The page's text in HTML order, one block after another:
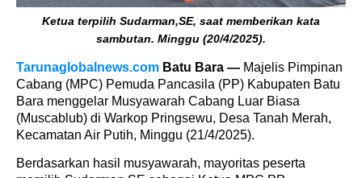
Ketua terpilih Sudarman,SE, saat memberikan kata
sambutan. Minggu (20/4/2025).
Tarunaglobalnews.com Batu Bara — Majelis Pimpinan
Cabang (MPC) Pemuda Pancasila (PP) Kabupaten Batu
Bara menggelar Musyawarah Cabang Luar Biasa
(Muscablub) di Warkop Pringsewu, Desa Tanah Merah,
Kecamatan Air Putih, Minggu (21/4/2025).
Berdasarkan hasil musyawarah, mayoritas peserta